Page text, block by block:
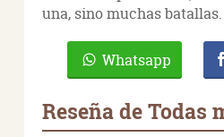
una, sino muchas batallas.
Whatsapp
Reseña de Todas